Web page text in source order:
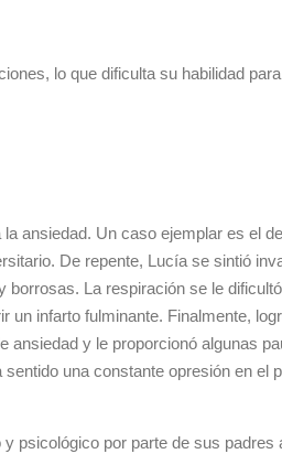
lo que dificulta su habilidad
ansiedad. Un caso ejemplar es el
De repente, Lucía se sintió
La respiración se le
infarto fulminante. Finalmente,
y le proporcionó algunas
una constante opresión en el
psicológico por parte de sus padres